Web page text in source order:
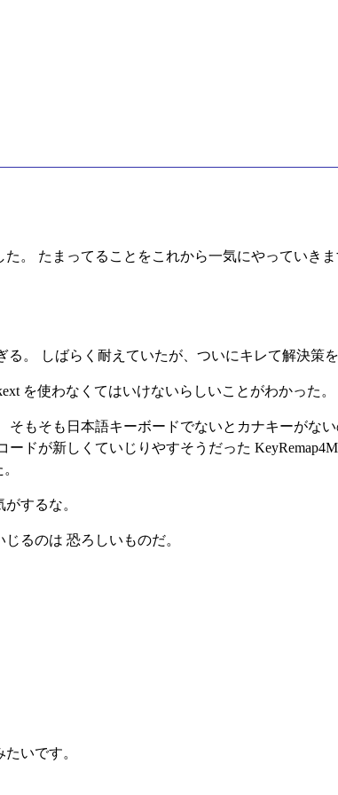
。 たまってることをこれから一気にやっていきま
。 しばらく耐えていたが、ついにキレて解決策を
を使わなくてはいけないらしいことがわかった。
そもそも日本語キーボードでないとカナキーがな
ドが新しくていじりやすそうだった
するな。
るのは 恐ろしいものだ。
いです。